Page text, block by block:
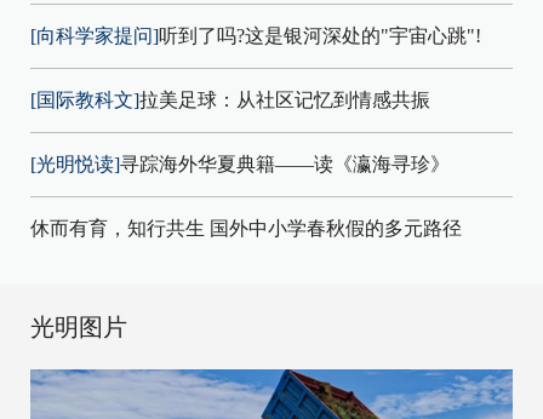
[向科学家提问]听到了吗?这是银河深处的"宇宙心跳"!
[国际教科文]拉美足球：从社区记忆到情感共振
[光明悦读]寻踪海外华夏典籍——读《瀛海寻珍》
休而有育，知行共生 国外中小学春秋假的多元路径
光明图片